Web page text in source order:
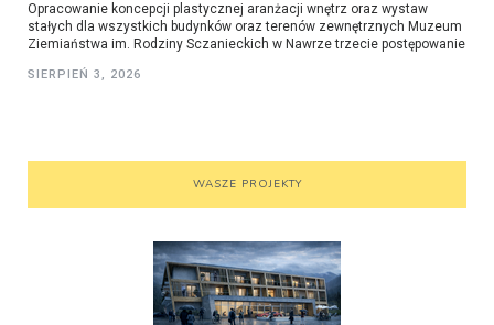
Opracowanie koncepcji plastycznej aranżacji wnętrz oraz wystaw
stałych dla wszystkich budynków oraz terenów zewnętrznych Muzeum
Ziemiaństwa im. Rodziny Sczanieckich w Nawrze trzecie postępowanie
SIERPIEŃ 3, 2026
WASZE PROJEKTY